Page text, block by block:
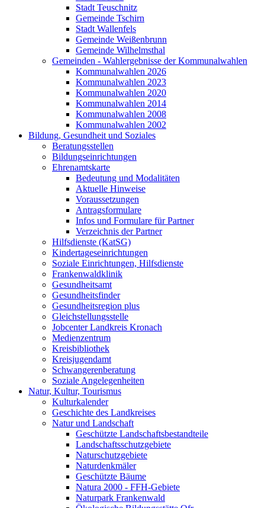
Stadt Teuschnitz
Gemeinde Tschirn
Stadt Wallenfels
Gemeinde Weißenbrunn
Gemeinde Wilhelmsthal
Gemeinden - Wahlergebnisse der Kommunalwahlen
Kommunalwahlen 2026
Kommunalwahlen 2023
Kommunalwahlen 2020
Kommunalwahlen 2014
Kommunalwahlen 2008
Kommunalwahlen 2002
Bildung, Gesundheit und Soziales
Beratungsstellen
Bildungseinrichtungen
Ehrenamtskarte
Bedeutung und Modalitäten
Aktuelle Hinweise
Voraussetzungen
Antragsformulare
Infos und Formulare für Partner
Verzeichnis der Partner
Hilfsdienste (KatSG)
Kindertageseinrichtungen
Soziale Einrichtungen, Hilfsdienste
Frankenwaldklinik
Gesundheitsamt
Gesundheitsfinder
Gesundheitsregion plus
Gleichstellungsstelle
Jobcenter Landkreis Kronach
Medienzentrum
Kreisbibliothek
Kreisjugendamt
Schwangerenberatung
Soziale Angelegenheiten
Natur, Kultur, Tourismus
Kulturkalender
Geschichte des Landkreises
Natur und Landschaft
Geschützte Landschaftsbestandteile
Landschaftsschutzgebiete
Naturschutzgebiete
Naturdenkmäler
Geschützte Bäume
Natura 2000 - FFH-Gebiete
Naturpark Frankenwald